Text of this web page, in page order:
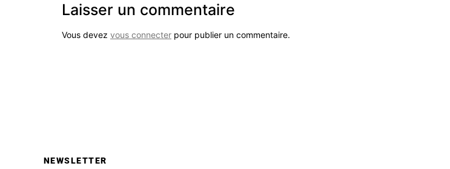
Laisser un commentaire
Vous devez vous connecter pour publier un commentaire.
NEWSLETTER